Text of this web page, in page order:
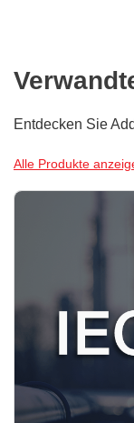
Entdecken Sie
Alle Produkte